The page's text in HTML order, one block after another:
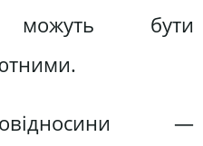
можуть бути
—